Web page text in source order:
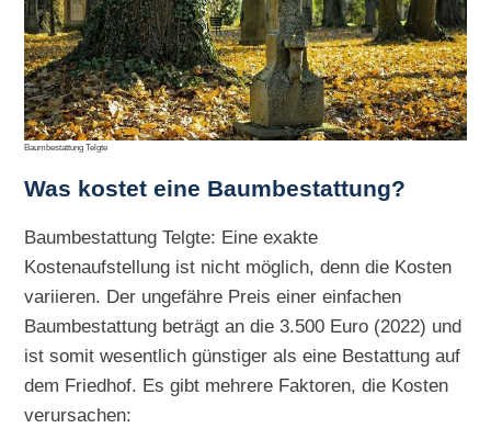
Baumbestattung Telgte
Was kostet eine Baumbestattung?
Baumbestattung Telgte: Eine exakte
Kostenaufstellung ist nicht möglich, denn die Kosten
variieren. Der ungefähre Preis einer einfachen
Baumbestattung beträgt an die 3.500 Euro (2022) und
ist somit wesentlich günstiger als eine Bestattung auf
dem Friedhof. Es gibt mehrere Faktoren, die Kosten
verursachen: